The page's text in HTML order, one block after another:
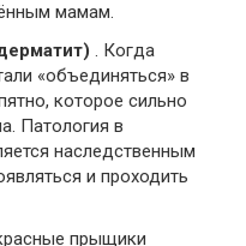
мамам.
. Когда
«объединяться» в
которое сильно
Патология в
наследственным
и проходить
прыщики